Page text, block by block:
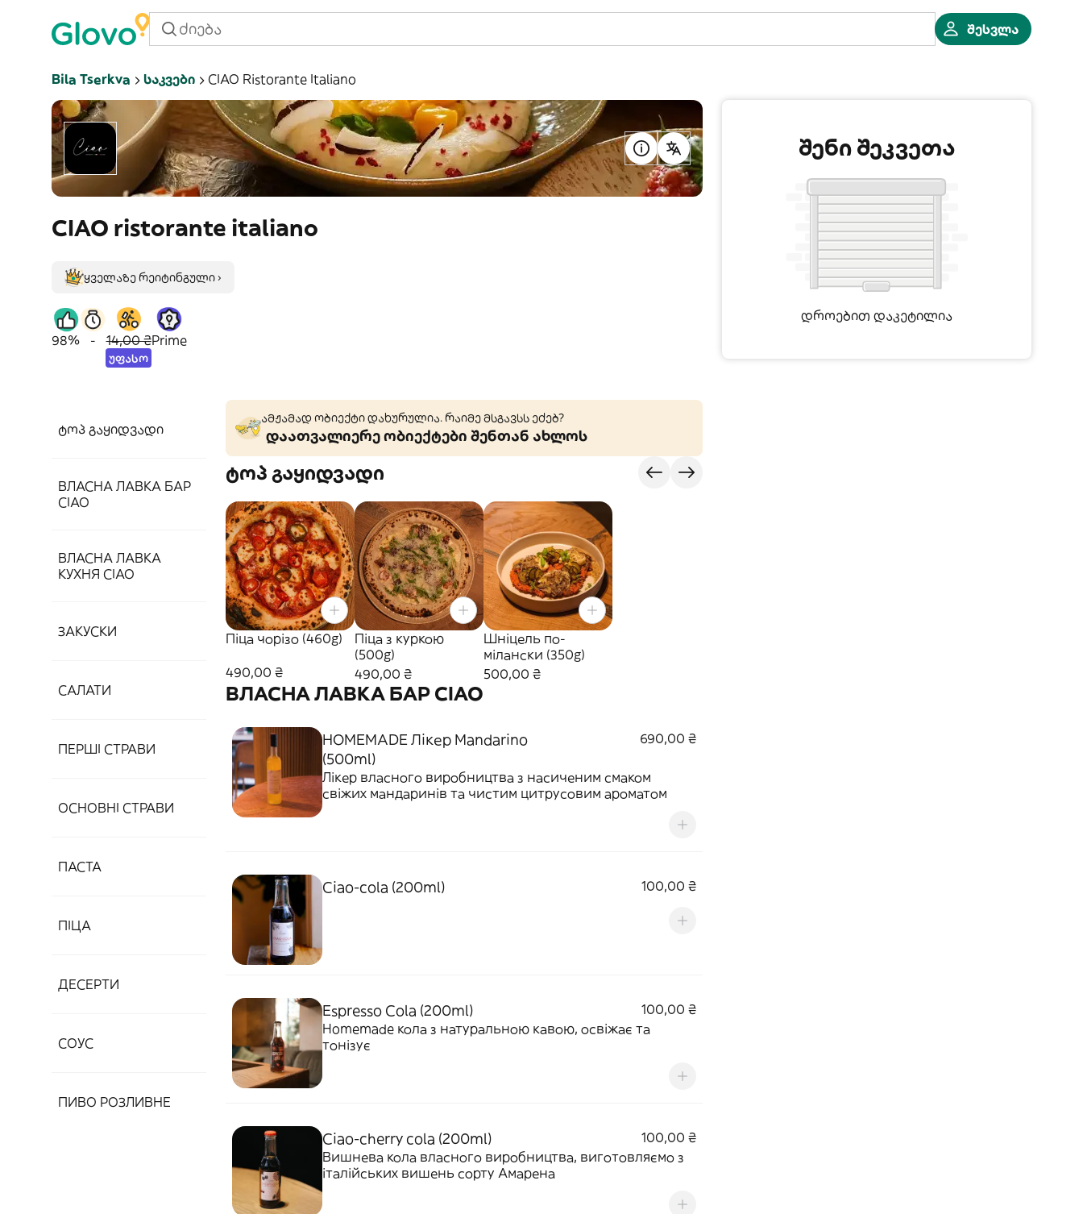
შესვლა
Bila Tserkva Საკვები CIAO Ristorante Italiano
CIAO ristorante italiano
ყველაზე რეიტინგული ›
98% - 14,00 ₴
უფასო
Prime
ტოპ გაყიდვადი
ВЛАСНА ЛАВКА БАР
CIAO
ВЛАСНА ЛАВКА
КУХНЯ CIAO
ЗАКУСКИ
САЛАТИ
ПЕРШІ СТРАВИ
ОСНОВНІ СТРАВИ
ПАСТА
ПІЦА
ДЕСЕРТИ
СОУС
ПИВО РОЗЛИВНЕ
ამჟამად ობიექტი დახურულია. რაიმე მსგავსს ეძებ?
დაათვალიერე ობიექტები შენთან ახლოს
ტოპ გაყიდვადი
Піца чорізо (460g)
490,00 ₴
Піца з куркою
(500g)
490,00 ₴
Шніцель по-
мілански (350g)
500,00 ₴
ВЛАСНА ЛАВКА БАР CIAO
HOMEMADE Лікер Mandarino
(500ml)
690,00 ₴
Лікер власного виробництва з насиченим смаком
свіжих мандаринів та чистим цитрусовим ароматом
Ciao-cola (200ml) 100,00 ₴
Espresso Cola (200ml)
100,00 ₴
Homemade кола з натуральною кавою, освіжає та
тонізує
Ciao-cherry cola (200ml)
100,00 ₴
Вишнева кола власного виробництва, виготовляємо з
італійських вишень сорту Амарена
შენი შეკვეთა
დროებით დაკეტილია